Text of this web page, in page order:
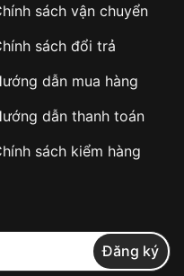
khi nhận hàng hoặc
nhanh chóng
đơn không mong
sách vận chuyển
sách đổi trả
dẫn mua hàng
dẫn thanh toán
sách kiểm hàng
Đăng ký